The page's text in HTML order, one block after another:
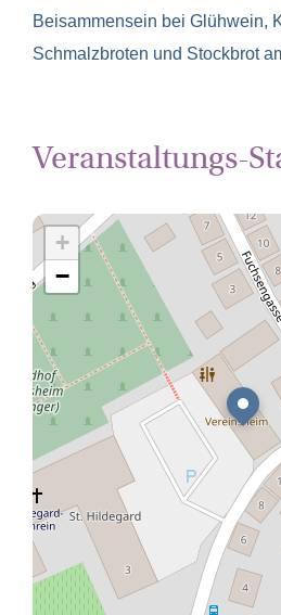
Beisammensein bei Glühwein,
Schmalzbroten und Stockbrot
Veranstaltungs-
+
−